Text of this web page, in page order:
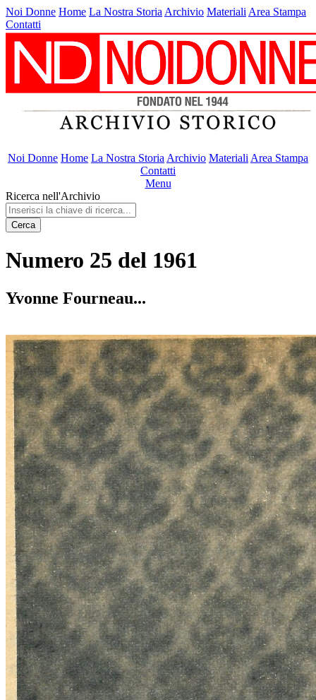
Noi Donne Home La Nostra Storia Archivio Materiali Area Stampa
Contatti
Noi Donne Home La Nostra Storia Archivio Materiali Area Stampa
Contatti
Menu
Ricerca nell'Archivio
Cerca
Numero 25 del 1961
Yvonne Fourneau...